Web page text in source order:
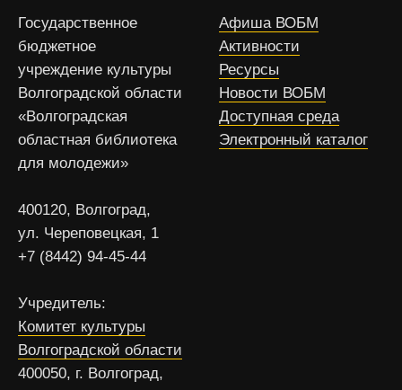
Государственное
бюджетное
учреждение культуры
Волгоградской области
«Волгоградская
областная библиотека
для молодежи»
400120, Волгоград,
ул. Череповецкая, 1
+7 (8442) 94-45-44
Учредитель:
Комитет культуры
Волгоградской области
400050, г. Волгоград,
Афиша ВОБМ
Активности
Ресурсы
Новости ВОБМ
Доступная среда
Электронный каталог